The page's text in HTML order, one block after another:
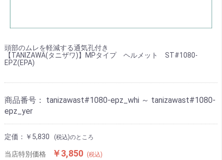
頭部のムレを軽減する通気孔付き
【TANIZAWA(タニザワ)】MPタイプ ヘルメット ST#1080-
EPZ(EPA)
商品番号： tanizawast#1080-epz_whi ～ tanizawast#1080-
epz_yer
定価： ￥5,830 (税込)のところ
当店特別価格 ￥3,850 (税込)